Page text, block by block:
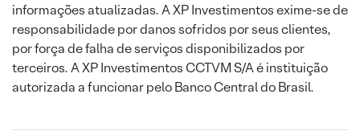
informações atualizadas. A XP Investimentos exime-se de
responsabilidade por danos sofridos por seus clientes,
por força de falha de serviços disponibilizados por
terceiros. A XP Investimentos CCTVM S/A é instituição
autorizada a funcionar pelo Banco Central do Brasil.